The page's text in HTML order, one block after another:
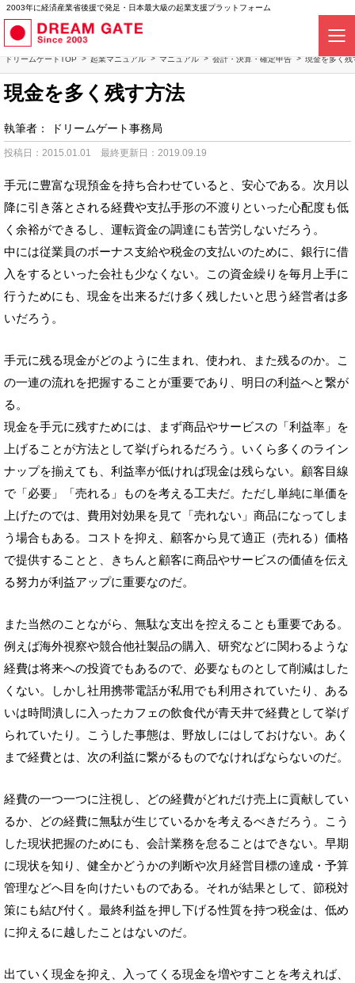
2003年に経済産業省後援で発足・日本最大級の起業支援プラットフォーム
ドリームゲートTOP 起業マニュアル マニュアル 会計・決算・確定申告 現金を多く残
現金を多く残す方法
執筆者： ドリームゲート事務局
投稿日：2015.01.01 最終更新日：2019.09.19
手元に豊富な現預金を持ち合わせていると、安心である。次月以
降に引き落とされる経費や支払手形の不渡りといった心配度も低
く余裕ができるし、運転資金の調達にも苦労しないだろう。
中には従業員のボーナス支給や税金の支払いのために、銀行に借
入をするといった会社も少なくない。この資金繰りを毎月上手に
行うためにも、現金を出来るだけ多く残したいと思う経営者は多
いだろう。
手元に残る現金がどのように生まれ、使われ、また残るのか。こ
の一連の流れを把握することが重要であり、明日の利益へと繋が
る。
現金を手元に残すためには、まず商品やサービスの「利益率」を
上げることが方法として挙げられるだろう。いくら多くのライン
ナップを揃えても、利益率が低ければ現金は残らない。顧客目線
で「必要」「売れる」ものを考える工夫だ。ただし単純に単価を
上げたのでは、費用対効果を見て「売れない」商品になってしま
う場合もある。コストを抑え、顧客から見て適正（売れる）価格
で提供することと、きちんと顧客に商品やサービスの価値を伝え
る努力が利益アップに重要なのだ。
また当然のことながら、無駄な支出を控えることも重要である。
例えば海外視察や競合他社製品の購入、研究などに関わるような
経費は将来への投資でもあるので、必要なものとして削減はした
くない。しかし社用携帯電話が私用でも利用されていたり、ある
いは時間潰しに入ったカフェの飲食代が青天井で経費として挙げ
られていたり。こうした事態は、野放しにはしておけない。あく
まで経費とは、次の利益に繋がるものでなければならないのだ。
経費の一つ一つに注視し、どの経費がどれだけ売上に貢献してい
るか、どの経費に無駄が生じているかを考えるべきだろう。こう
した現状把握のためにも、会計業務を怠ることはできない。早期
に現状を知り、健全かどうかの判断や次月経営目標の達成・予算
管理などへ目を向けたいものである。それが結果として、節税対
策にも結び付く。最終利益を押し下げる性質を持つ税金は、低め
に抑えるに越したことはないのだ。
出ていく現金を抑え、入ってくる現金を増やすことを考えれば、